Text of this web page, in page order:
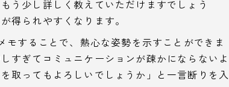
う少し詳しく教えていただけますでしょう
得られやすくなります。
モすることで、熱心な姿勢を示すことができま
すぎてコミュニケーションが疎かにならないよ
取ってもよろしいでしょうか」と一言断りを入